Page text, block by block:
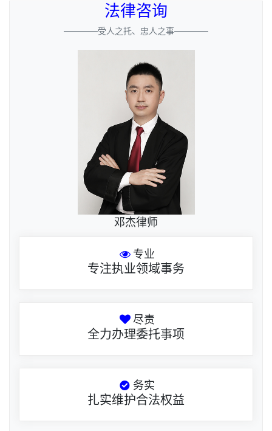
法律咨询
————受人之托、忠人之事————
邓杰律师
专业
专注执业领域事务
尽责
全力办理委托事项
务实
扎实维护合法权益